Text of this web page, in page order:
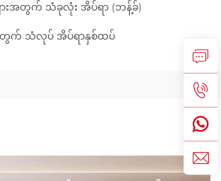
ျားအတွက် သံခုလုံး အိပ်ရာ (ဘန့်ခ်)
က် သံလုပ် အိပ်ရာနှစ်ထပ်